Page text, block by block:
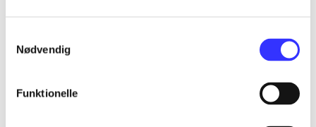
Nødvendig
Funktionelle
lorem ipsum dolor sit amet ...
lorem ipsum dolor sit amet ...
lorem ipsum dolor sit amet ...